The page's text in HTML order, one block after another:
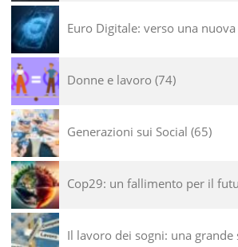
Euro Digitale: verso una nuova
Donne e lavoro 74
Generazioni sui Social 65
Cop29: un fallimento per il
Il lavoro dei sogni: una grande